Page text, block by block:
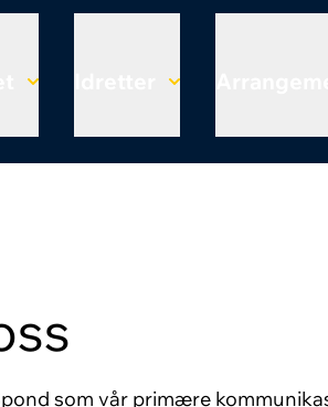
som vår primære